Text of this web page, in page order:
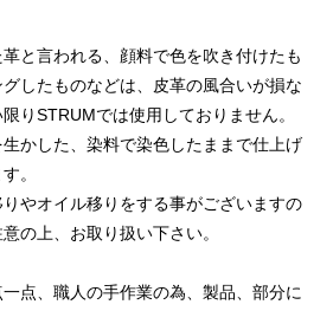
と言われる、顔料で色を吹き付けたも
したものなどは、皮革の風合いが損な
りSTRUMでは使用しておりません。
かした、染料で染色したままで仕上げ
。
やオイル移りをする事がございますの
の上、お取り扱い下さい。
点、職人の手作業の為、製品、部分に